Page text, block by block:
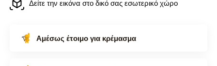
Δείτε την εικόνα στο δικό σας εσωτερικό χώρο
Αμέσως έτοιμο για κρέμασμα